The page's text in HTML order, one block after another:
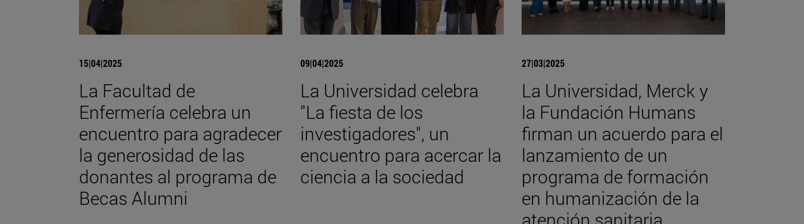
15|04|2025
La Facultad de
Enfermería celebra un
encuentro para agradecer
la generosidad de las
donantes al programa de
Becas Alumni
09|04|2025
La Universidad celebra
"La fiesta de los
investigadores", un
encuentro para acercar la
ciencia a la sociedad
27|03|2025
La Universidad, Merck y
la Fundación Humans
firman un acuerdo para el
lanzamiento de un
programa de formación
en humanización de la